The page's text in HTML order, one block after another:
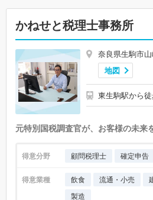
かねせと税理士事務所
奈良県生駒市
地図
東生駒駅から
元特別国税調査官が、お客様の未来
得意分野 顧問税理士 確定申告
得意業種 飲食 流通・小売
製造